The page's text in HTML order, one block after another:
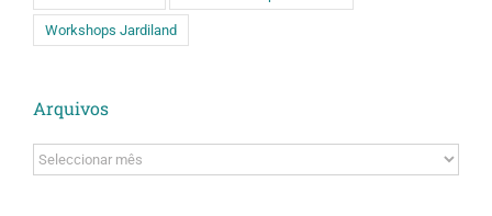
Workshops Jardiland
Arquivos
Arquivos